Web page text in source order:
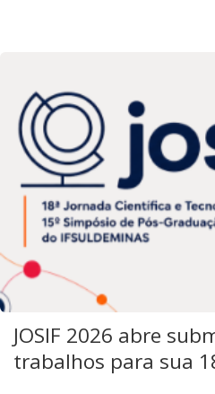
JOSIF 2026 abre
trabalhos para sua